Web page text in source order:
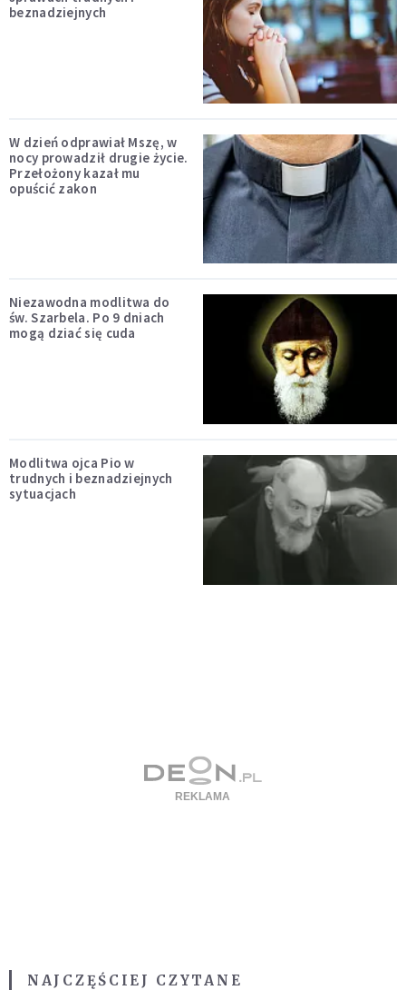
beznadziejnych
W dzień odprawiał Mszę, w
nocy prowadził drugie życie.
Przełożony kazał mu
opuścić zakon
Niezawodna modlitwa do
św. Szarbela. Po 9 dniach
mogą dziać się cuda
Modlitwa ojca Pio w
trudnych i beznadziejnych
sytuacjach
NAJCZĘŚCIEJ CZYTANE